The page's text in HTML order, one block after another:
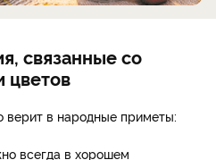
связанные со
цветов
верит в народные приметы:
всегда в хорошем